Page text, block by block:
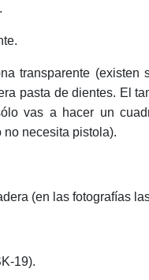
transparente (existen
pasta de dientes. El
vas a hacer un
no necesita pistola).
(en las fotografías
19).